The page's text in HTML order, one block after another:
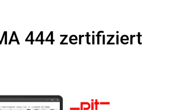
444 zertifiziert